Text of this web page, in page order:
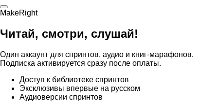
MakeRight
Читай, смотри, слушай!
Один аккаунт для спринтов, аудио и книг-марафонов.
Подписка активируется сразу после оплаты.
Доступ к библиотеке спринтов
Эксклюзивы впервые на русском
Аудиоверсии спринтов